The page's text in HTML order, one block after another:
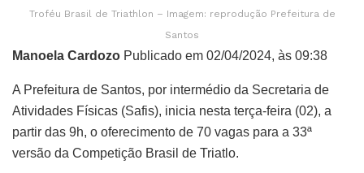
Troféu Brasil de Triathlon – Imagem: reprodução Prefeitura de
Santos
Manoela Cardozo Publicado em 02/04/2024, às 09:38
A Prefeitura de Santos, por intermédio da Secretaria de
Atividades Físicas (Safis), inicia nesta terça-feira (02), a
partir das 9h, o oferecimento de 70 vagas para a 33ª
versão da Competição Brasil de Triatlo.